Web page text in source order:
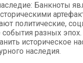
Банкноты
политические,
разных
историческое
наследия.